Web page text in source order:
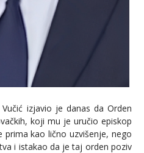
izjavio je danas da Orden
koji mu je uručio episkop
prima kao lično uzvišenje, nego
i istakao da je taj orden poziv